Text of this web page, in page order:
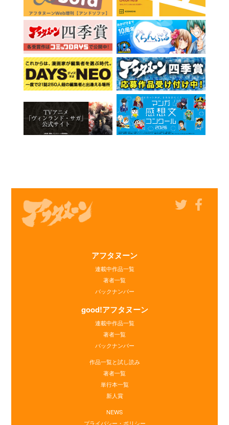
アフタヌーン
連載中作品一覧
著者一覧
バックナンバー
good!アフタヌーン
連載中作品一覧
著者一覧
バックナンバー
作品一覧と試し読み
著者一覧
単行本一覧
新人賞
NEWS
プライバシー・ポリシー